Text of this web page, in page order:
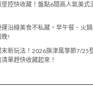
堡控快收藏！盤點6間高人氣美式
運沿線美食不私藏，早午餐、火
晚!
末新玩法！2026旗津風箏節7/25
單趕快收藏起來！